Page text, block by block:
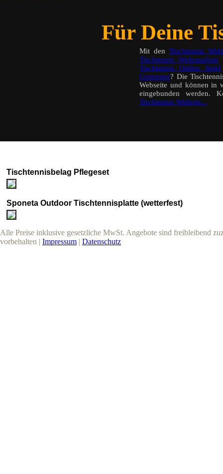
Für Deine
Mit den Tischtennis
Tischtennis Weltrangliste
Tischtennis Online Spiel
Generator? Die
Webseite und können in
eingebunden werden.
Tischtennis Widgets...
Tischtennisbelag Pflegeset
Sponeta Outdoor Tischtennisplatte (wetterfest)
Alle Preise inklusive gesetzliche MwSt. Angebote sind freibleibend
vorbehalten | Impressum | Datenschutz